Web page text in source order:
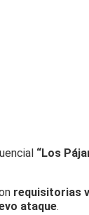
“Los
requisitorias
ataque.